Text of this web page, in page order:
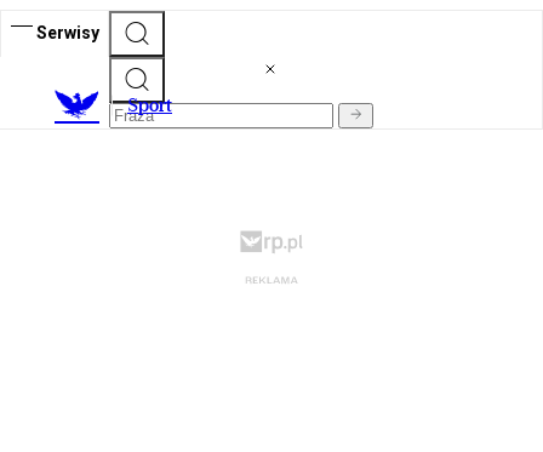
Serwisy
Sport